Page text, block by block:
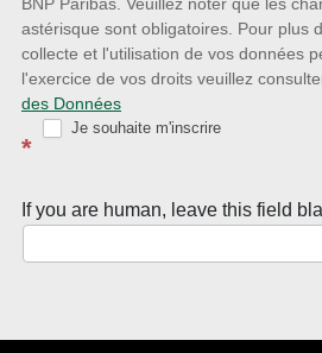
Newsletter
Source
d’Histoire
astérisque sont obligatoires. Pour plus
collecte et l'utilisation de vos données
l'exercice de vos droits veuillez
des Données
*
Je souhaite m'inscrire
If you are human, leave this field